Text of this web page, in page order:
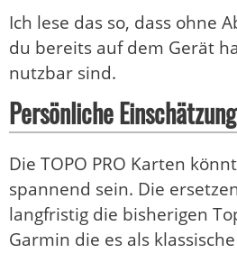
Ich lese das so, dass ohne
du bereits auf dem Gerät
nutzbar sind.
Persönliche Einschätzung
Die TOPO PRO Karten
spannend sein. Die
langfristig die bisherigen
Garmin die es als